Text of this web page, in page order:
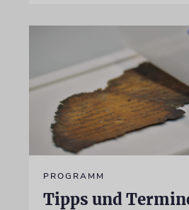
PROGRAMM
Tipps und